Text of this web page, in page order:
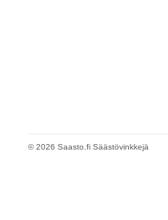
© 2026 Saasto.fi Säästövinkkejä